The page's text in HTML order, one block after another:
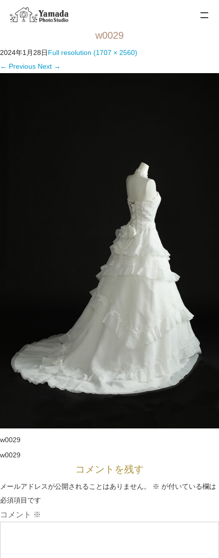
w0029
2024年1月28日Full resolution (1707 × 2560)
← Previous Next →
w0029
w0029
コメントを残す
メールアドレスが公開されることはありません。 ※ が付いている欄は
必須項目です
コメント ※